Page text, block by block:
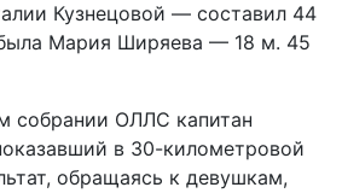
Кузнецовой — составил 44
Мария Ширяева — 18 м. 45
собрании ОЛЛС капитан
в 30-километровой
обращаясь к девушкам,